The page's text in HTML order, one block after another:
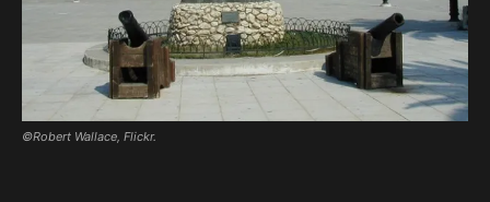
©Robert Wallace, Flickr.